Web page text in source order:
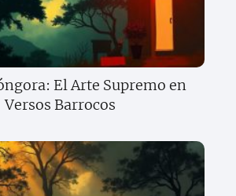
El Arte Supremo en
Versos Barrocos